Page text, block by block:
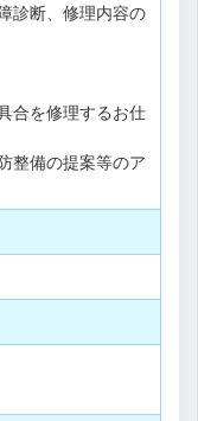
診断、修理内容の
合を修理するお仕
整備の提案等のア